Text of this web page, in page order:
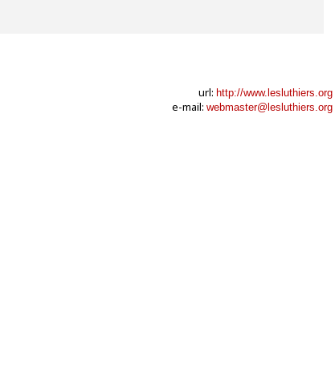
url: http://www.lesluthiers.org
e-mail: webmaster@lesluthiers.org